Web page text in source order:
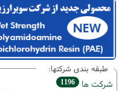
طبقه بندی شرکتها:
شركت ها 1196